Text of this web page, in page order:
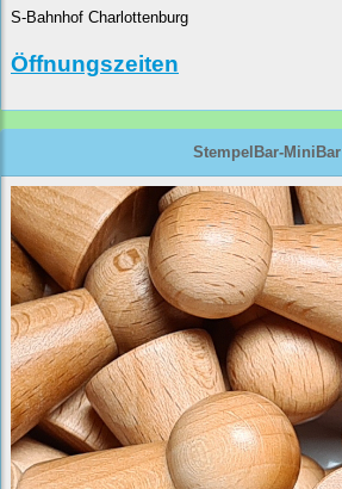
S-Bahnhof Charlottenburg
Öffnungszeiten
StempelBar-MiniBar